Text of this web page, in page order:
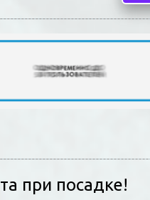
при посадке!